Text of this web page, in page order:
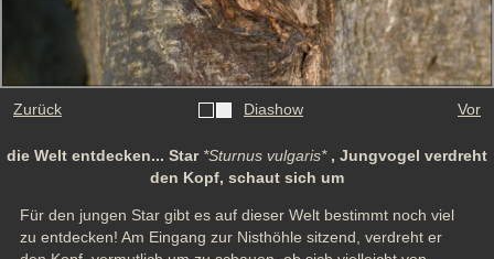
Zurück Diashow Vor
die Welt entdecken... Star *Sturnus vulgaris*, Jungvogel verdreht
den Kopf, schaut sich um
Für den jungen Star gibt es auf dieser Welt bestimmt noch viel
zu entdecken! Am Eingang zur Nisthöhle sitzend, verdreht er